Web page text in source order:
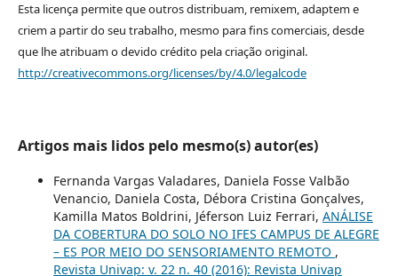
Esta licença permite que outros distribuam, remixem, adaptem e
criem a partir do seu trabalho, mesmo para fins comerciais, desde
que lhe atribuam o devido crédito pela criação original.
http://creativecommons.org/licenses/by/4.0/legalcode
Artigos mais lidos pelo mesmo(s) autor(es)
Fernanda Vargas Valadares, Daniela Fosse Valbão
Venancio, Daniela Costa, Débora Cristina Gonçalves,
Kamilla Matos Boldrini, Jéferson Luiz Ferrari, ANÁLISE
DA COBERTURA DO SOLO NO IFES CAMPUS DE ALEGRE
– ES POR MEIO DO SENSORIAMENTO REMOTO ,
Revista Univap: v. 22 n. 40 (2016): Revista Univap